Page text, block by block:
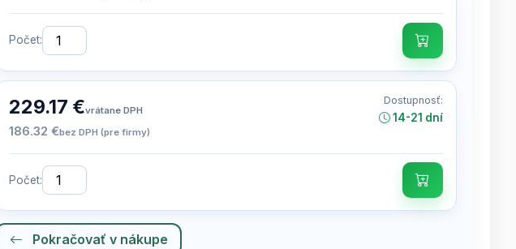
Počet:
229.17 €vrátane DPH
186.32 €bez DPH (pre firmy)
Dostupnosť:
14-21 dní
Počet:
Pokračovať v nákupe